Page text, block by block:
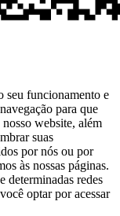
seu funcionamento e
para que
website, além
suas
por nós ou por
às nossas páginas.
determinadas redes
optar por acessar